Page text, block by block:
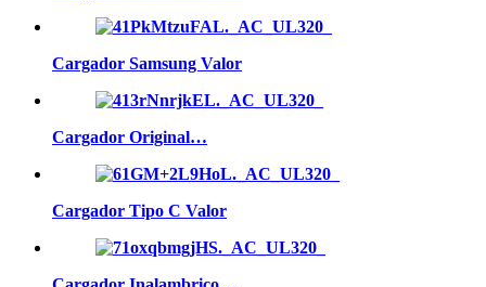
Cargador Samsung Valor
Cargador Original…
Cargador Tipo C Valor